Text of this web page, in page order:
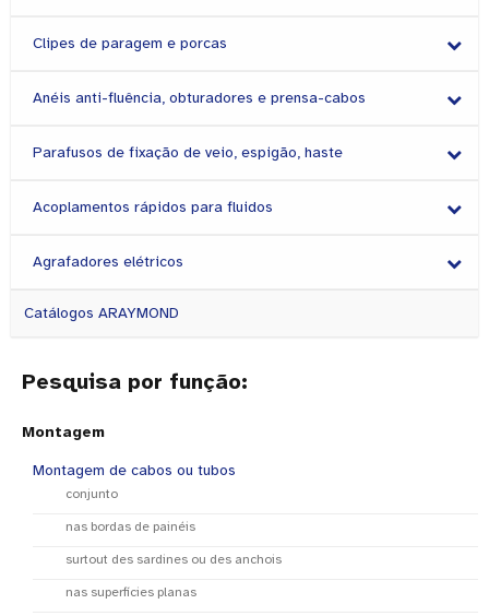
Clipes de paragem e porcas
Anéis anti-fluência, obturadores e prensa-cabos
Parafusos de fixação de veio, espigão, haste
Acoplamentos rápidos para fluidos
Agrafadores elétricos
Catálogos ARAYMOND
Pesquisa por função:
Montagem
Montagem de cabos ou tubos
conjunto
nas bordas de painéis
surtout des sardines ou des anchois
nas superfícies planas